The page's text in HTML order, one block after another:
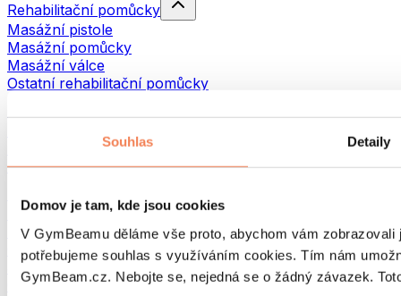
Souhlas Detaily
Domov je tam, kde jsou cookies
V GymBeamu děláme vše proto, abychom vám
potřebujeme souhlas s využíváním cookies. Tím nám
GymBeam.cz. Nebojte se, nejedná se o žádný závazek.
Rehabilitační pomůcky
Masážní pistole
Masážní pomůcky
Masážní válce
Ostatní rehabilitační pomůcky
Batohy
Běh
Bojové sporty
Cyklistika
Jóga a pilates
Otužování